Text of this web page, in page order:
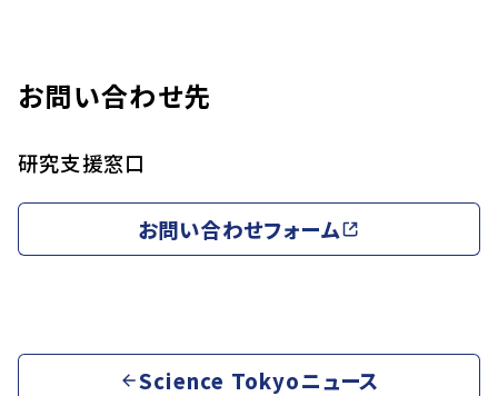
お問い合わせ先
研究支援窓口
お問い合わせフォーム
Science Tokyoニュース